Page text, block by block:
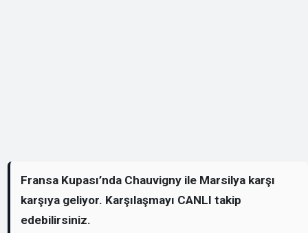
Fransa Kupası’nda Chauvigny ile Marsilya karşı
karşıya geliyor. Karşılaşmayı CANLI takip
edebilirsiniz.